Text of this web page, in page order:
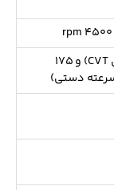
۱۶۵ کیلومتربرساعت (گیربکس CVT) و ۱۷۵